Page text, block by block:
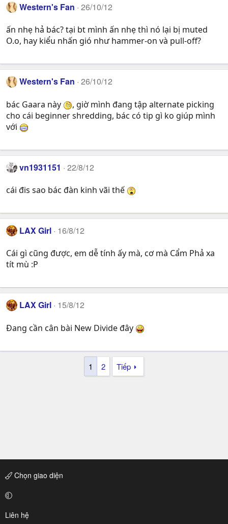
Western's Fan 26/10/12
ấn nhẹ hả bác? tại bt mình ấn nhẹ thì nó lại bị muted
O.o, hay kiểu nhấn gió như hammer-on và pull-off?
Western's Fan 26/10/12
bác Gaara này
, giờ mình đang tập alternate picking
cho cái beginner shredding, bác có tip gì ko giúp mình
với
vn1931151 22/8/12
cái đis sao bác đàn kinh vãi thế
LAX Girl 16/8/12
Cái gì cũng được, em dễ tính ấy mà, cơ mà Cẩm Phả xa
tít mù :P
LAX Girl 15/8/12
Đang cần cân bài New Divide đây
1 2 Tiếp
Chọn giao diện
Liên hệ